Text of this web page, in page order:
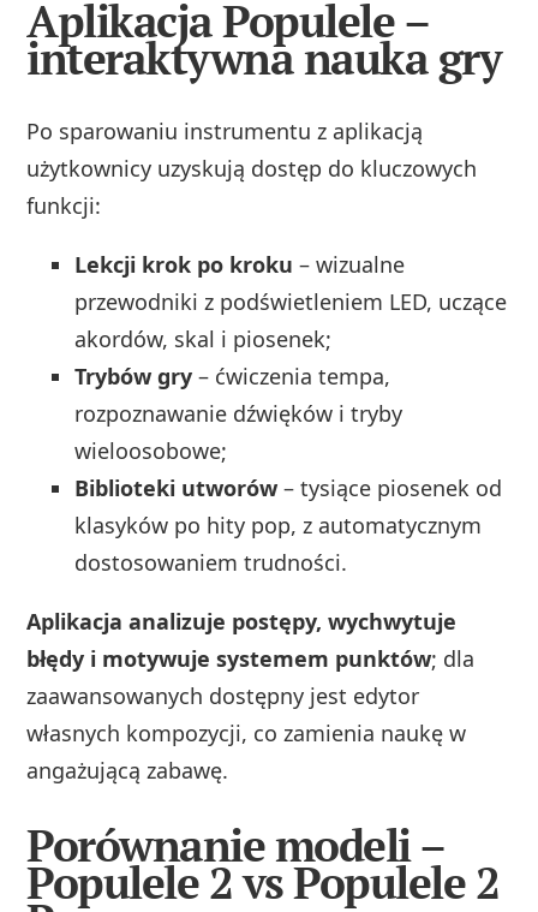
Aplikacja Populele –
interaktywna nauka gry
Po sparowaniu instrumentu z aplikacją
użytkownicy uzyskują dostęp do kluczowych
funkcji:
Lekcji krok po kroku – wizualne
przewodniki z podświetleniem LED, uczące
akordów, skal i piosenek;
Trybów gry – ćwiczenia tempa,
rozpoznawanie dźwięków i tryby
wieloosobowe;
Biblioteki utworów – tysiące piosenek od
klasyków po hity pop, z automatycznym
dostosowaniem trudności.
Aplikacja analizuje postępy, wychwytuje
błędy i motywuje systemem punktów; dla
zaawansowanych dostępny jest edytor
własnych kompozycji, co zamienia naukę w
angażującą zabawę.
Porównanie modeli –
Populele 2 vs Populele 2